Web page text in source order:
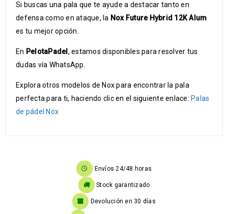
Si buscas una pala que te ayude a destacar tanto en
defensa como en ataque, la Nox Future Hybrid 12K Alum
es tu mejor opción.
En PelotaPadel , estamos disponibles para resolver tus
dudas vía WhatsApp.
Explora otros modelos de Nox para encontrar la pala
perfecta para ti, haciendo clic en el siguiente enlace: Palas
de pádel Nox
Envíos 24/48 horas
Stock garantizado
Devolución en 30 días